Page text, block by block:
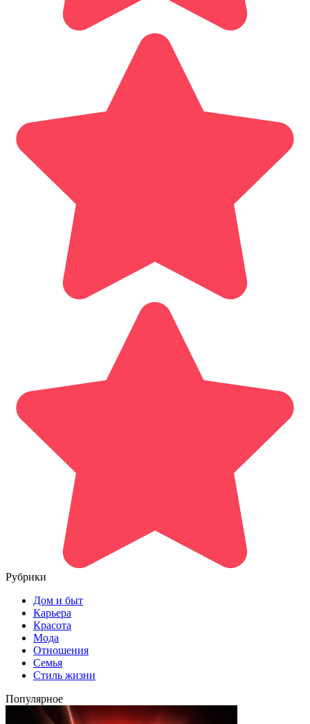
Рубрики
Дом и быт
Карьера
Красота
Мода
Отношения
Семья
Стиль жизни
Популярное